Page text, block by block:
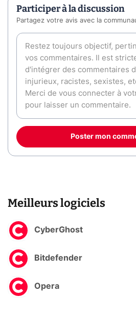
Participer à la discussion
Partagez votre avis avec la
Poster mon
Meilleurs logiciels
CyberGhost
Bitdefender
Opera